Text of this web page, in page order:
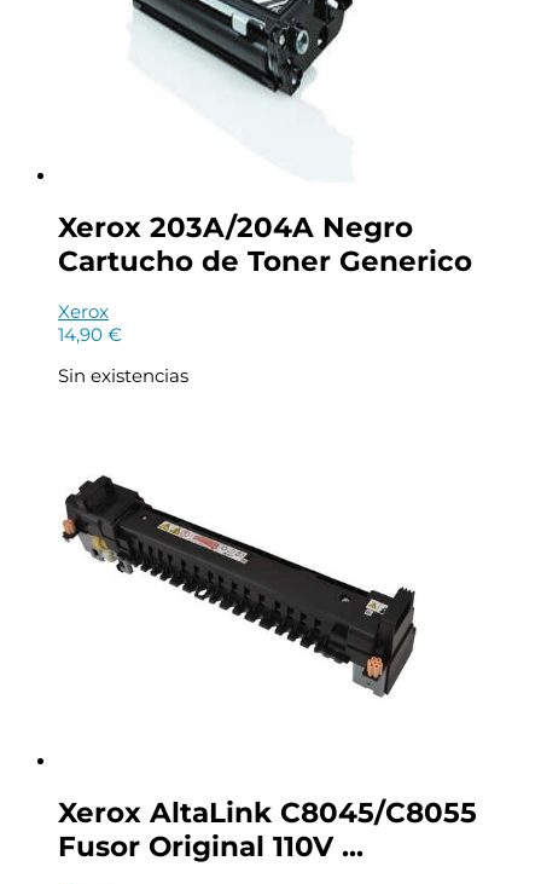
Xerox 203A/204A Negro
Cartucho de Toner Generico
Xerox
14,90 €
Sin existencias
Xerox AltaLink C8045/C8055
Fusor Original 110V ...